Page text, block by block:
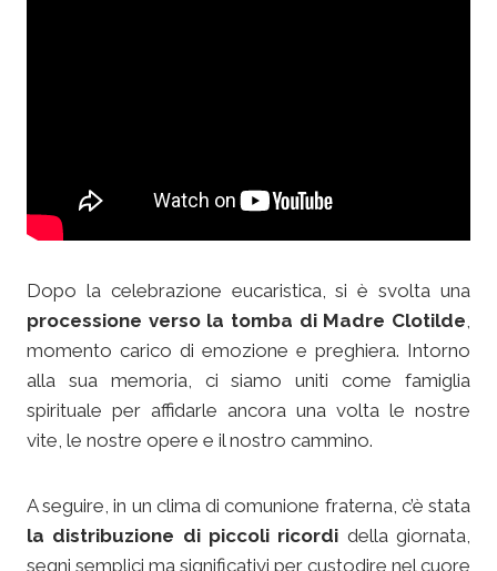
Dopo la celebrazione eucaristica, si è svolta una
processione verso la tomba di Madre Clotilde,
momento carico di emozione e preghiera. Intorno
alla sua memoria, ci siamo uniti come famiglia
spirituale per affidarle ancora una volta le nostre
vite, le nostre opere e il nostro cammino.
A seguire, in un clima di comunione fraterna, c’è stata
la distribuzione di piccoli ricordi della giornata,
segni semplici ma significativi per custodire nel cuore